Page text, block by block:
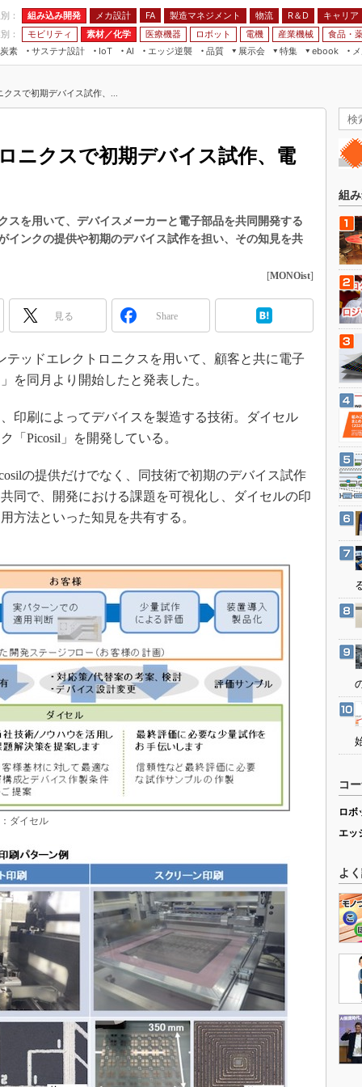
： 組み込み開発 メカ設計 FA 製造マネジメント 物流 R＆D
キャリア
：
モビリティ 素材／化学 医療機器 ロボット 電機 産業機械
食品・
素
サステナ設計 IoT
AI
全
エッジ逆襲 品質
展示会
JIMTOF
IIFES
TECHNO-FRONTIER
EdgeTech+
日本ものづくりワールド
AUTOMOTIVE WORLD
産業オープンネット展
特集
つながるクルマ
VR／AR
フィールドサービス
組み込み画像技術
組み込みモデリング
ISO26262
3Dプリンタ
S＆OP
インダストリー4.0
イノベーション
製造業ビッグデータ
メイドインジャパン
知財マネジメント
海外生産
グローバル設計・開発
新型コロナへの対応
ebook
FA
モビリティ
スで初期デバイス試作、...
ニクスで初期デバイス試作、電
スを用いて、デバイスメーカーと電子部品を共同開発する
インクの提供や初期のデバイス試作を担い、その知見を共
[MONOist]
見る Share
ッドエレクトロニクスを用いて、顧客と共に電子
を同月より開始したと発表した。
刷によってデバイスを製造する技術。ダイセル
「Picosil」を開発している。
の提供だけでなく、同技術で初期のデバイス試作
同で、開発における課題を可視化し、ダイセルの印
方法といった知見を共有する。
ダイセル
組
コ
ロボ
エッ
よ